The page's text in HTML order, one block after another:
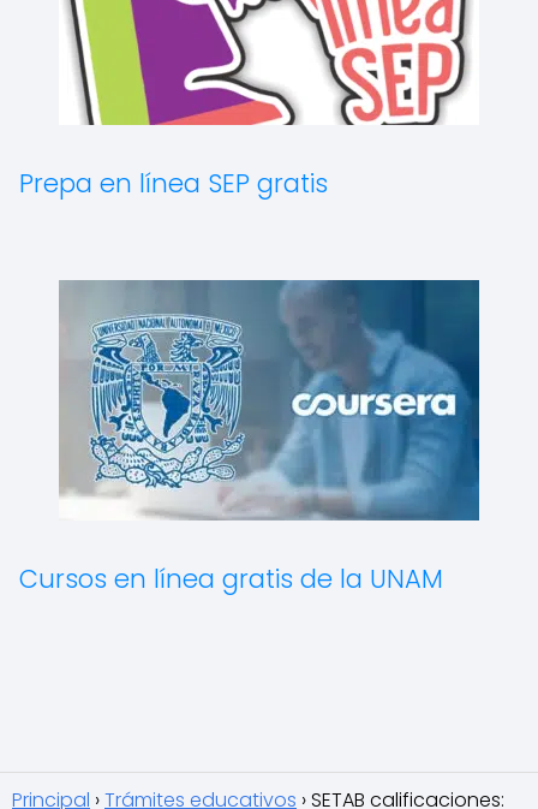
Prepa en línea SEP gratis
Cursos en línea gratis de la UNAM
Principal Trámites educativos SETAB calificaciones: